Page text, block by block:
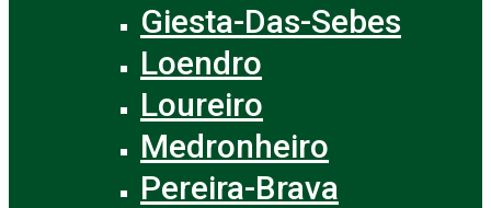
Giesta-Das-Sebes
Loendro
Loureiro
Medronheiro
Pereira-Brava